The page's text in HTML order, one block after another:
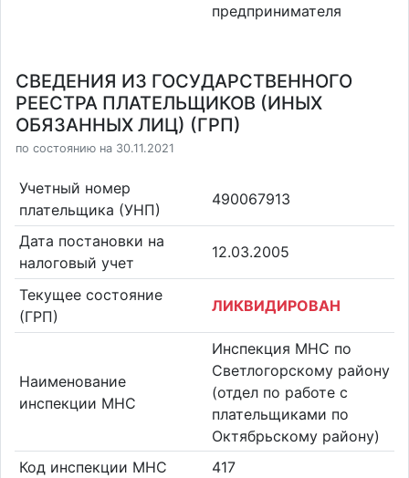
предпринимателя
СВЕДЕНИЯ ИЗ ГОСУДАРСТВЕННОГО
РЕЕСТРА ПЛАТЕЛЬЩИКОВ (ИНЫХ
ОБЯЗАННЫХ ЛИЦ) (ГРП)
по состоянию на 30.11.2021
Учетный номер
плательщика (УНП)
490067913
Дата постановки на
налоговый учет
12.03.2005
Текущее состояние
(ГРП)
ЛИКВИДИРОВАН
Наименование
инспекции МНС
Инспекция МНС по
Светлогорскому району
(отдел по работе с
плательщиками по
Октябрьскому району)
Код инспекции МНС
417